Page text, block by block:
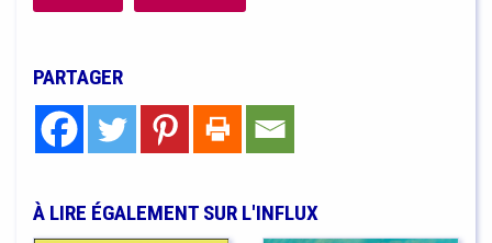
PARTAGER
À LIRE ÉGALEMENT SUR L'INFLUX